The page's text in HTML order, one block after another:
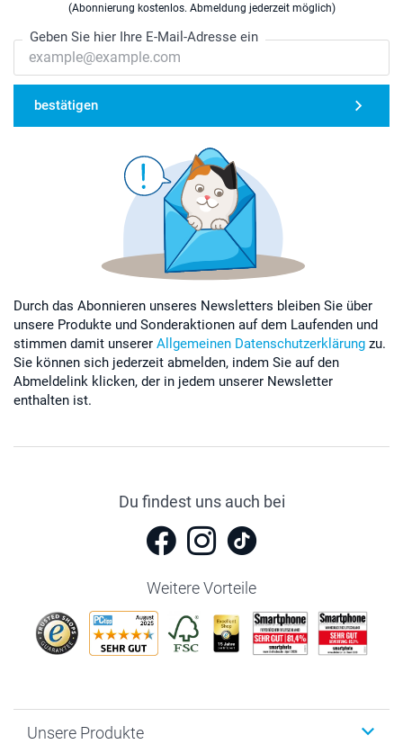
(Abonnierung kostenlos. Abmeldung jederzeit möglich)
Geben Sie hier Ihre E-Mail-Adresse ein
bestätigen
Durch das Abonnieren unseres Newsletters bleiben Sie über
unsere Produkte und Sonderaktionen auf dem Laufenden und
stimmen damit unserer Allgemeinen Datenschutzerklärung zu.
Sie können sich jederzeit abmelden, indem Sie auf den
Abmeldelink klicken, der in jedem unserer Newsletter
enthalten ist.
Du findest uns auch bei
Weitere Vorteile
Unsere Produkte